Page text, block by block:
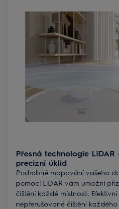
Přesná technologie LiDAR
precizní úklid
Podrobné mapování vašeho
pomocí LiDAR vám umožní
čištění každé místnosti. Efektivní
nepřerušované čištění každého